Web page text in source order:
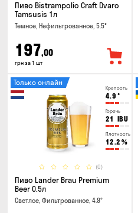
Пиво Bistrampolio Craft Dvaro
Tamsusis 1л
Темное, Нефильтрованное, 5.5°
197,00
грн за 1 шт
Крепость
4.9 °
Горечь
21 IBU
Плотность
12.2 %
(0)
Только онлайн
Пиво Lander Brau Premium
Beer 0.5л
Светлое, Фильтрованное, 4.9°